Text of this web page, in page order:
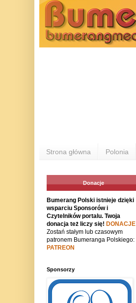
Strona główna Polonia
Donacje
Bumerang Polski istnieje dzięki
wsparciu Sponsorów i
Czytelników portalu. Twoja
donacja też liczy się! DONACJE
Zostań stałym lub czasowym
patronem Bumeranga Polskiego:
PATREON
Sponsorzy